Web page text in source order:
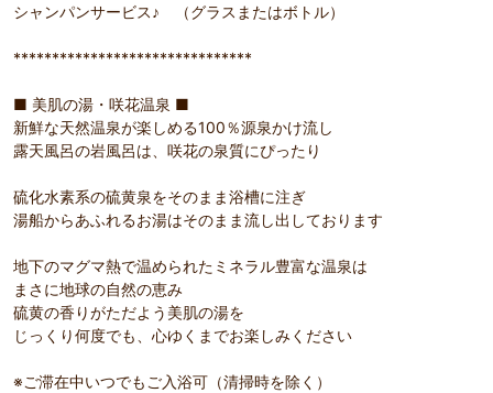
シャンパンサービス♪ （グラスまたはボトル）
*******************************
■ 美肌の湯・咲花温泉 ■
新鮮な天然温泉が楽しめる100％源泉かけ流し
露天風呂の岩風呂は、咲花の泉質にぴったり
硫化水素系の硫黄泉をそのまま浴槽に注ぎ
湯船からあふれるお湯はそのまま流し出しております
地下のマグマ熱で温められたミネラル豊富な温泉は
まさに地球の自然の恵み
硫黄の香りがただよう美肌の湯を
じっくり何度でも、心ゆくまでお楽しみください
※ご滞在中いつでもご入浴可（清掃時を除く）